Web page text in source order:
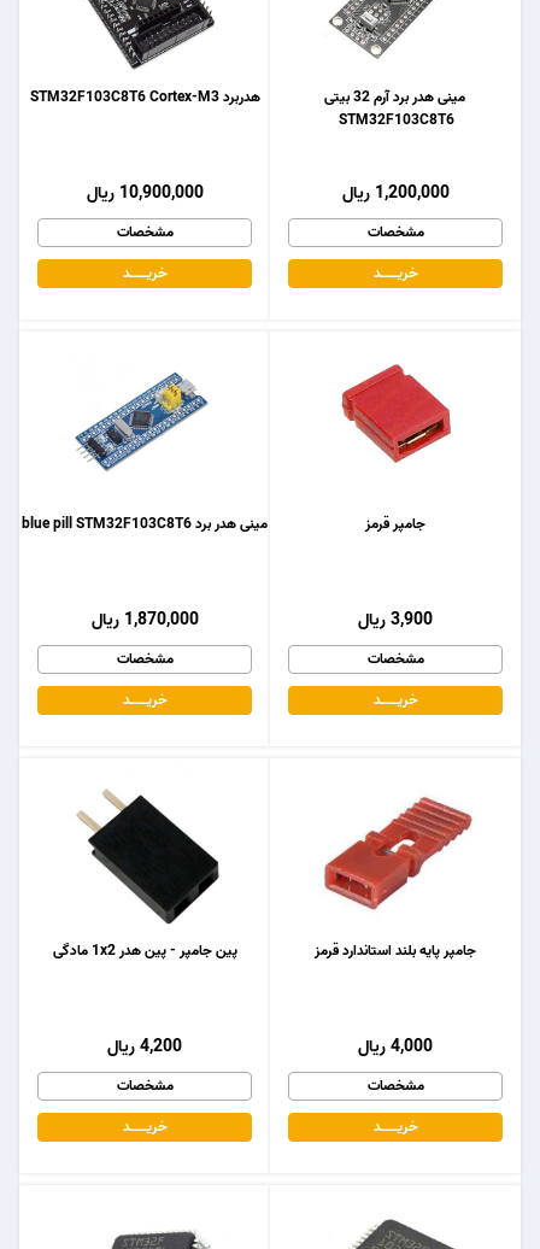
هدربرد STM32F103C8T6 Cortex-M3
10,900,000 ریال
مشخصات
خریـــــــد
مینی هدر برد آرم 32 بیتی
STM32F103C8T6
1,200,000 ریال
مشخصات
خریـــــــد
مینی هدر برد blue pill STM32F103C8T6
1,870,000 ریال
مشخصات
خریـــــــد
جامپر قرمز
3,900 ریال
مشخصات
خریـــــــد
پین جامپر - پین هدر 1x2 مادگی
4,200 ریال
مشخصات
خریـــــــد
جامپر پایه بلند استاندارد قرمز
4,000 ریال
مشخصات
خریـــــــد